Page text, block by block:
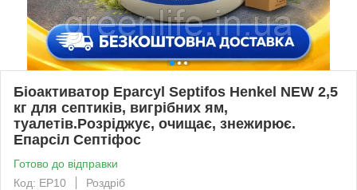
Біоактиватор Eparcyl Septifos Henkel NEW 2,5
кг для септиків, вигрібних ям,
туалетів.Розріджує, очищає, знежирює.
Епарсіл Септіфос
Готово до відправки
Код: EP10
Роздріб